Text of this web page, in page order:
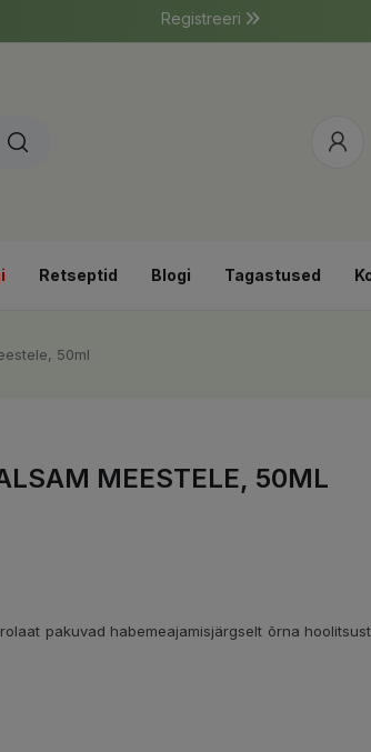
Registreeri
Retseptid Blogi Tagastused
50ml
MEESTELE, 50ML
pakuvad habemeajamisjärgselt õrna